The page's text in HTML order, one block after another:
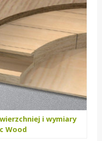
i wymiary
Wood